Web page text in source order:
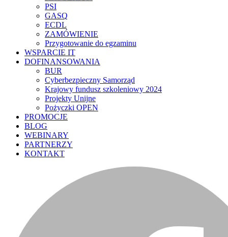
PSI
GASQ
ECDL
ZAMÓWIENIE
Przygotowanie do egzaminu
WSPARCIE IT
DOFINANSOWANIA
BUR
Cyberbezpieczny Samorząd
Krajowy fundusz szkoleniowy 2024
Projekty Unijne
Pożyczki OPEN
PROMOCJE
BLOG
WEBINARY
PARTNERZY
KONTAKT